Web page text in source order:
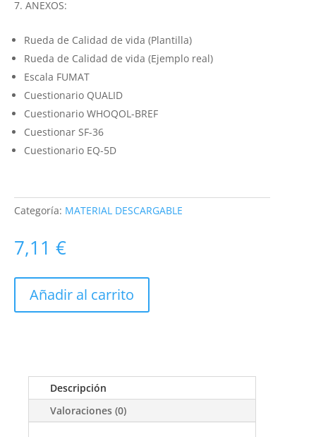
ANEXOS:
Rueda de Calidad de vida (Plantilla)
Rueda de Calidad de vida (Ejemplo real)
Escala FUMAT
Cuestionario QUALID
Cuestionario WHOQOL-BREF
Cuestionar SF-36
Cuestionario EQ-5D
Categoría: MATERIAL DESCARGABLE
7,11€
Añadir al carrito
Descripción
Valoraciones (0)